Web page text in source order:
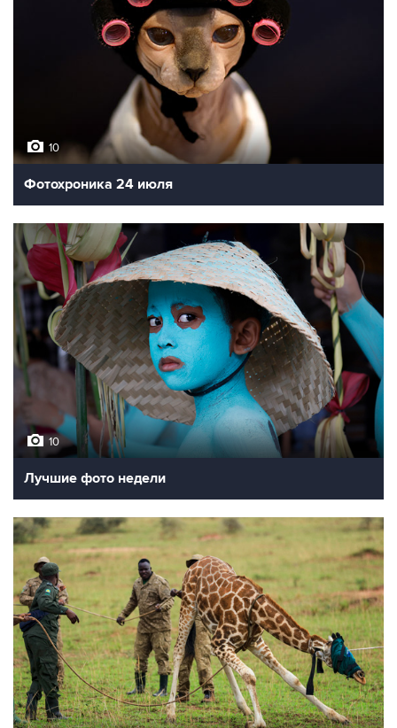
10
Фотохроника 24 июля
10
Лучшие фото недели